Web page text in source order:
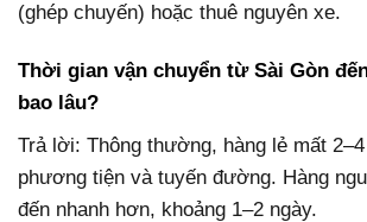
(ghép chuyến) hoặc thuê nguyên xe.
Thời gian vận chuyển từ Sài Gòn
bao lâu?
Trả lời: Thông thường, hàng lẻ mất
phương tiện và tuyến đường. Hàng
đến nhanh hơn, khoảng 1–2 ngày.